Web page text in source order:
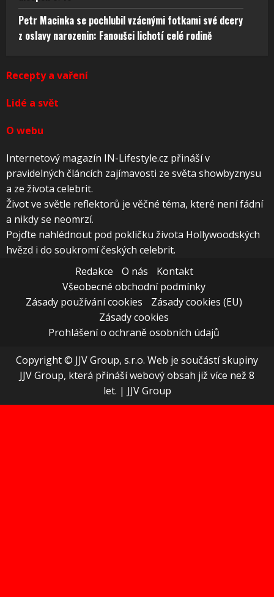
Petr Macinka se pochlubil vzácnými fotkami své dcery
z oslavy narozenin: Fanoušci lichotí celé rodině
Recepty a vaření
Lidé a svět
O webu
Internetový magazín IN-Lifestyle.cz přináší v
pravidelných článcích zajímavosti ze světa showbyznysu
a ze života celebrit.
Život ve světle reflektorů je věčné téma, které není fádní
a nikdy se neomrzí.
Pojďte nahlédnout pod pokličku života Hollywoodských
hvězd i do soukromí českých celebrit.
Redakce
O nás
Kontakt
Všeobecné obchodní podmínky
Zásady používání cookies
Zásady cookies (EU)
Zásady cookies
Prohlášení o ochraně osobních údajů
Copyright © JJV Group, s.r.o. Web je součástí skupiny
JJV Group, která přináší webový obsah již více než 8
let. | JJV Group